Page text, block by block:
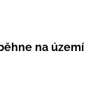
na území